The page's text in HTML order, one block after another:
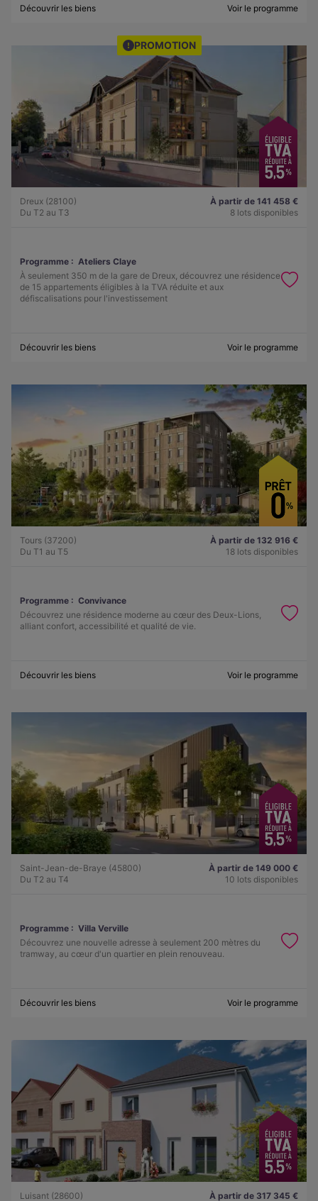
Découvrir les biens Voir le programme
PROMOTION
Dreux (28100)
Du T2 au T3
À partir de 141 458 €
8 lots disponibles
Programme : Ateliers Claye
À seulement 350 m de la gare de Dreux, découvrez une résidence
de 15 appartements éligibles à la TVA réduite et aux
défiscalisations pour l'investissement
Découvrir les biens Voir le programme
Tours (37200)
Du T1 au T5
À partir de 132 916 €
18 lots disponibles
Programme : Convivance
Découvrez une résidence moderne au cœur des Deux-Lions,
alliant confort, accessibilité et qualité de vie.
Découvrir les biens Voir le programme
Saint-Jean-de-Braye (45800)
Du T2 au T4
À partir de 149 000 €
10 lots disponibles
Programme : Villa Verville
Découvrez une nouvelle adresse à seulement 200 mètres du
tramway, au cœur d'un quartier en plein renouveau.
Découvrir les biens Voir le programme
Luisant (28600) À partir de 317 345 €